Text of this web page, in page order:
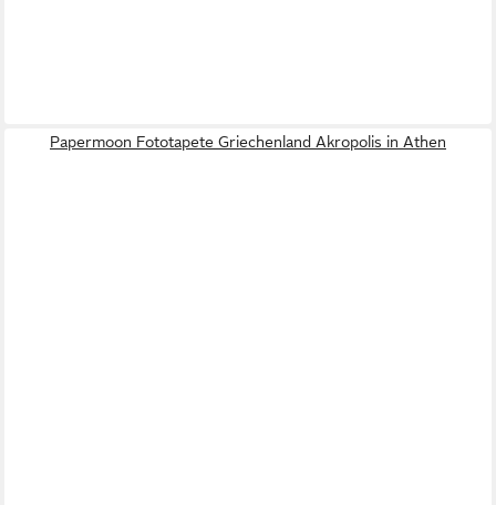
Papermoon Fototapete Griechenland Akropolis in Athen